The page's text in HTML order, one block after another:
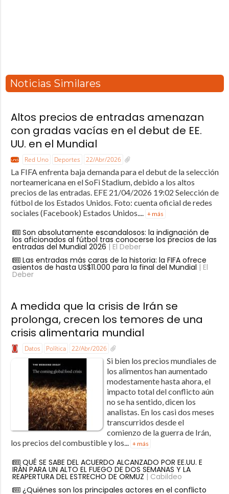
Noticias Similares
Altos precios de entradas amenazan
con gradas vacías en el debut de EE.
UU. en el Mundial
Red Uno Deportes 22/Abr/2026
La FIFA enfrenta baja demanda para el debut de la selección
norteamericana en el SoFi Stadium, debido a los altos
precios de las entradas. EFE 21/04/2026 19:02 Selección de
fútbol de los Estados Unidos. Foto: cuenta oficial de redes
sociales (Facebook) Estados Unidos.... + más
Son absolutamente escandalosos: la indignación de
los aficionados al fútbol tras conocerse los precios de las
entradas del Mundial 2026 | El Deber
Las entradas más caras de la historia: la FIFA ofrece
asientos de hasta US$11.000 para la final del Mundial | El
Deber
A medida que la crisis de Irán se
prolonga, crecen los temores de una
crisis alimentaria mundial
Datos Política 22/Abr/2026
Si bien los precios mundiales de
los alimentos han aumentado
modestamente hasta ahora, el
impacto total del conflicto aún
no se ha sentido, dicen los
analistas. En los casi dos meses
transcurridos desde el
comienzo de la guerra de Irán,
los precios del combustible y los...
+ más
QUÉ SE SABE DEL ACUERDO ALCANZADO POR EE.UU. E
IRÁN PARA UN ALTO EL FUEGO DE DOS SEMANAS Y LA
REAPERTURA DEL ESTRECHO DE ORMUZ | Cabildeo
¿Quiénes son los principales actores en el conflicto